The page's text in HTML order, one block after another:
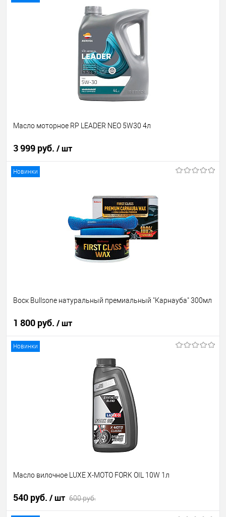
В наличии
Масло моторное RP LEADER NEO 5W30 4л
3 999 руб. / шт
В наличии
Новинки
Воск Bullsone натуральный премиальный "Карнауба" 300мл
1 800 руб. / шт
Новинки
Масло вилочное LUXE X-MOTO FORK OIL 10W 1л
540 руб. / шт 600 руб.